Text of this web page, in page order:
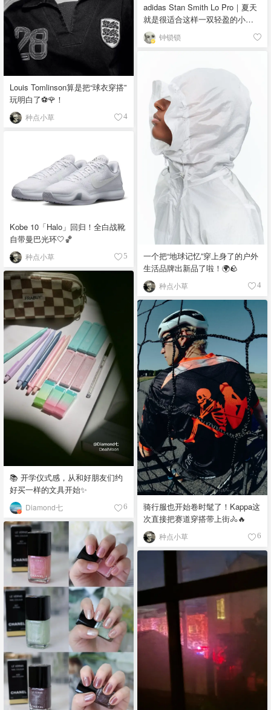
adidas Stan Smith Lo Pro｜夏天
就是很适合这样一双轻盈的小白
鞋
钟锁锁
Louis Tomlinson算是把“球衣穿搭”
玩明白了⚽️🌹！
种点小草 4
一个把“地球记忆”穿上身了的户外
生活品牌出新品了啦！🌍🪨
种点小草 4
Kobe 10「Halo」回归！全白战靴
自带曼巴光环🤍🏀
种点小草 5
📚 开学仪式感，从和好朋友们约
好买一样的文具开始✨
Diamond七 6
骑行服也开始卷时髦了！Kappa这
次直接把赛道穿搭带上街🚴🔥
种点小草 6